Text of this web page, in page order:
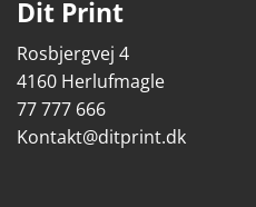
Dit Print
Rosbjergvej 4
4160 Herlufmagle
77 777 666
Kontakt@ditprint.dk